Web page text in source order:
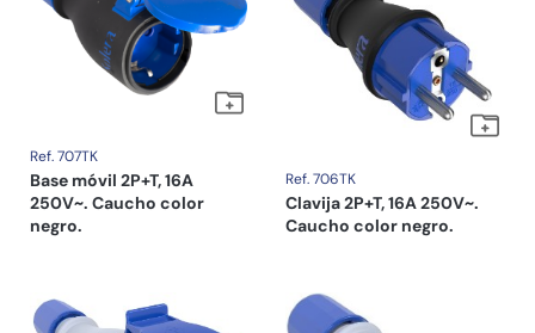
Ref. 707TK
Base móvil 2P+T, 16A
250V~. Caucho color
negro.
Ref. 706TK
Clavija 2P+T, 16A 250V~.
Caucho color negro.